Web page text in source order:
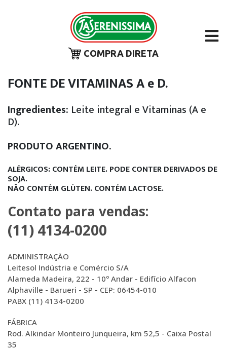
COMPRA DIRETA
FONTE DE VITAMINAS A e D.
Ingredientes: Leite integral e Vitaminas (A e
D).
PRODUTO ARGENTINO.
ALÉRGICOS: CONTÉM LEITE. PODE CONTER DERIVADOS DE
SOJA.
NÃO CONTÉM GLÚTEN.CONTÉM LACTOSE.
Contato para vendas:
(11) 4134-0200
ADMINISTRAÇÃO
Leitesol Indústria e Comércio S/A
Alameda Madeira, 222 - 10º Andar - Edifício Alfacon
Alphaville - Barueri - SP - CEP: 06454-010
PABX (11) 4134-0200
FÁBRICA
Rod. Alkindar Monteiro Junqueira, km 52,5 - Caixa Postal
35